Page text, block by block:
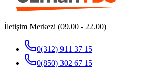
İletişim Merkezi (09.00 - 22.00)
0(312) 911 37 15
0(850) 302 67 15